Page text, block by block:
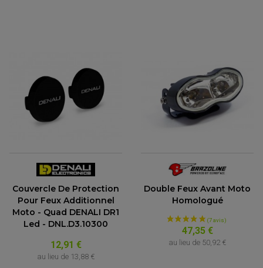
Couvercle De Protection
Pour Feux Additionnel
Moto - Quad DENALI DR1
Led - DNL.D3.10300
12,91 €
au lieu de 13,88 €
Double Feux Avant Moto
Homologué
47,35 €
au lieu de 50,92 €